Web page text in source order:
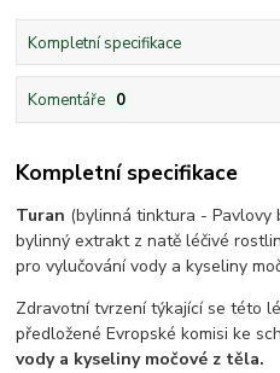
Kompletní specifikace
Komentáře 0
Kompletní specifikace
Turan (bylinná tinktura - Pavlovy
bylinný extrakt z natě léčivé
pro vylučování vody a kyseliny
Zdravotní tvrzení týkající se této
předložené Evropské komisi ke
vody a kyseliny močové z těla.